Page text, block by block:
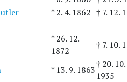
* 2. 4. 1862 † 7. 12.
* 26. 12.
1872
† 7. 10.
* 13. 9. 1863
† 20. 10.
1935